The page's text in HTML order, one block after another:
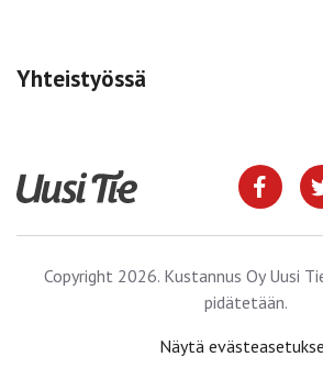
Yhteistyössä
Copyright 2026. Kustannus Oy Uusi
pidätetään.
Näytä